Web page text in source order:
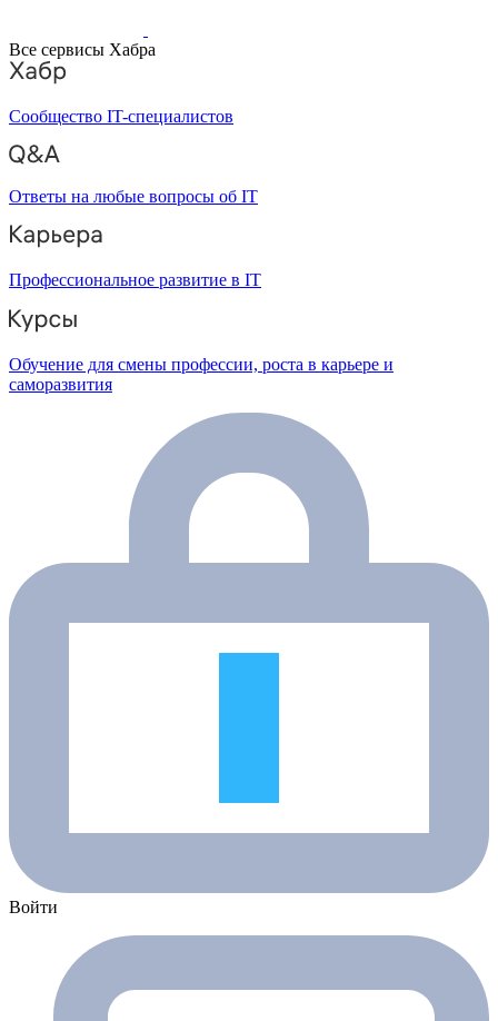
Все сервисы Хабра
Сообщество IT-специалистов
Ответы на любые вопросы об IT
Профессиональное развитие в IT
Обучение для смены профессии, роста в карьере и
саморазвития
Войти